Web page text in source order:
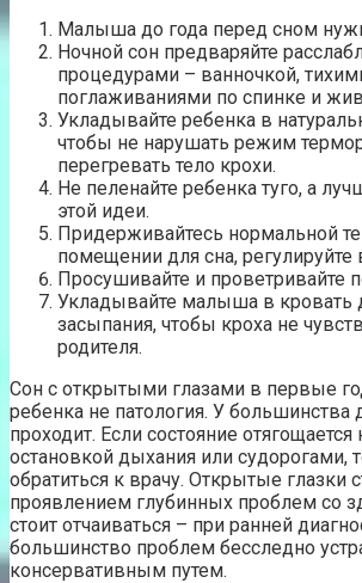
Малыша до года перед сном
Ночной сон предваряйте
процедурами – ванночкой,
поглаживаниями по спинке и
Укладывайте ребенка в
чтобы не нарушать режим
перегревать тело крохи.
Не пеленайте ребенка туго, а
этой идеи.
Придерживайтесь нормальной
помещении для сна, регулируйте
Просушивайте и проветривайте
Укладывайте малыша в кровать
засыпания, чтобы кроха не
родителя.
Сон с открытыми глазами в первые
ребенка не патология. У большинства
проходит. Если состояние
остановкой дыхания или судорогами,
обратиться к врачу. Открытые глазки
проявлением глубинных проблем со
стоит отчаиваться – при ранней
большинство проблем бесследно
консервативным путем.